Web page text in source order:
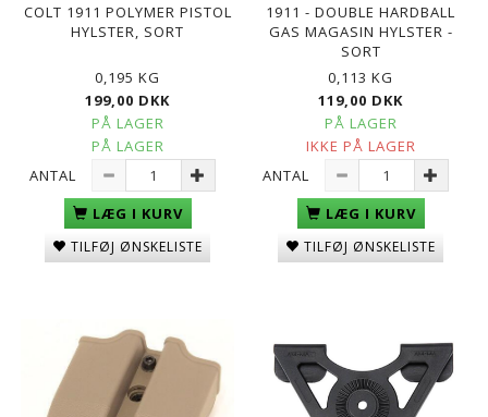
COLT 1911 POLYMER PISTOL
HYLSTER, SORT
0,195 KG
199,00 DKK
PÅ LAGER
PÅ LAGER
ANTAL
LÆG I KURV
TILFØJ ØNSKELISTE
1911 - DOUBLE HARDBALL
GAS MAGASIN HYLSTER -
SORT
0,113 KG
119,00 DKK
PÅ LAGER
IKKE PÅ LAGER
ANTAL
LÆG I KURV
TILFØJ ØNSKELISTE